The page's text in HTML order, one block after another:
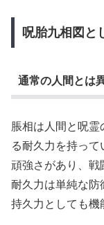
呪胎九相図と
通常の人間とは
脹相は人間と呪
る耐久力を持っ
頑強さがあり、戦
耐久力は単純な防
持久力としても機